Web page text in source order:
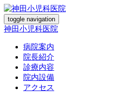
toggle navigation
神田小児科医院
病院案内
院長紹介
診療内容
院内設備
アクセス